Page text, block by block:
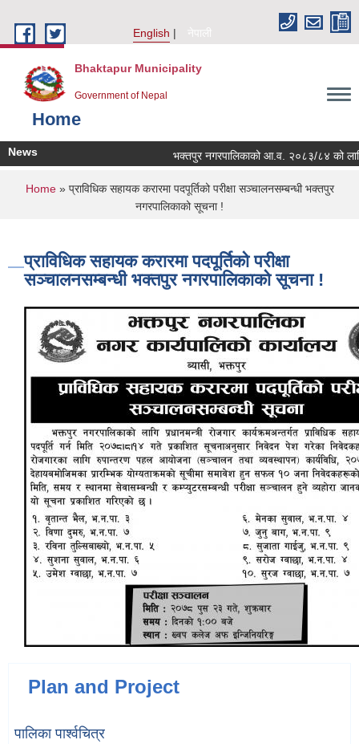
English
नेपाली
Bhaktapur Municipality
Government of Nepal
Home
News भक्तपुर नगरपालिकाको आ.व. २०८३/८४ को लागि
You are here
Home» प्राविधिक सहायक करारमा पदपूर्तिको परीक्षा सञ्चालनसम्बन्धी भक्तपुर
नगरपालिकाको सूचना !
प्राविधिक सहायक करारमा पदपूर्तिको परीक्षा
सञ्चालनसम्बन्धी भक्तपुर नगरपालिकाको सूचना !
Plan and Project
पालिका पार्श्वचित्र